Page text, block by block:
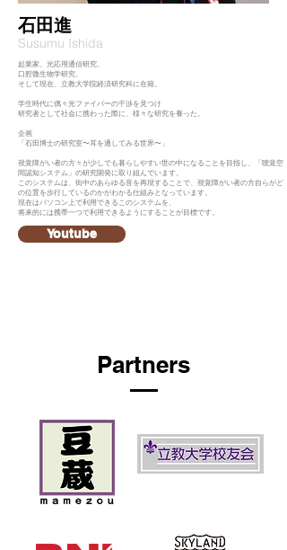
​石田進
起業家、光応用通信研究、
口腔微生物学研究、
そして現在、立教大学院経済研究科に在籍。
​学生時代に偶々光ファイバーの干渉を見つけ
研究者として社会に携わった際に、様々な研究を養った。
​企画
「石田博士の研究室〜耳を通してみる世界〜」
視覚障がい者の方々が少しでも暮らしやすい世の中になることを目指し、「聴覚空
間認知システム」の研究開発に取り組んでいます。
このシステムは、街中のあらゆる音を再現することで、視覚障がい者の方自らがど
の位置を歩行しているのかがわかる仕組みとなっています。
現在はパソコン上で利用できるこのシステムを、
将来的には携帯一つで利用できるようにすることが目標です。
Youtube
​Susumu Ishida
Partners